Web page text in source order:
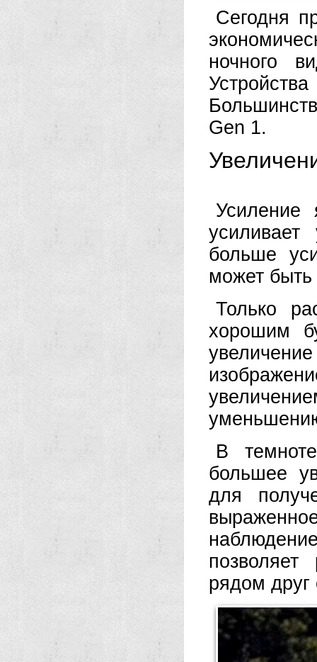
Сегодня
ночного
Gen 1.
Усиление
больше
может быть
Только
хорошим
В
большее
для
рядом